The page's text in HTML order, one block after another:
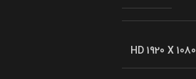
HD 1920 X 1080